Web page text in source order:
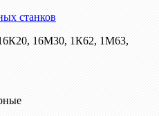
станков
16М30, 1К62, 1М63,